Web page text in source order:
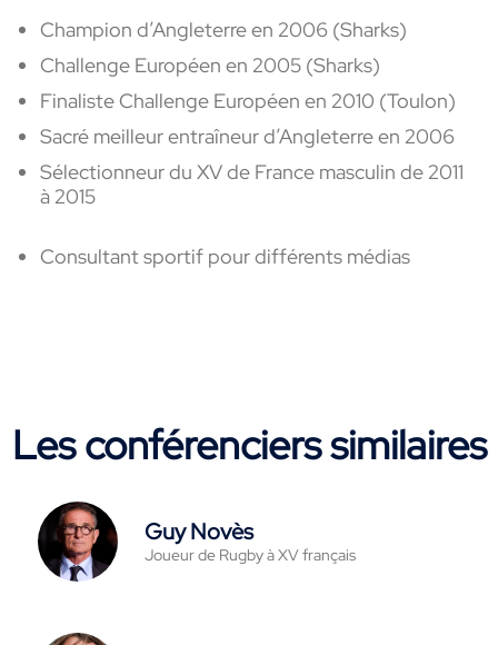
Champion d’Angleterre en 2006 (Sharks)
Challenge Européen en 2005 (Sharks)
Finaliste Challenge Européen en 2010 (Toulon)
Sacré meilleur entraîneur d’Angleterre en 2006
Sélectionneur du XV de France masculin de 2011
à 2015
Consultant sportif pour différents médias
Les conférenciers similaires
Guy Novès
Joueur de Rugby à XV français